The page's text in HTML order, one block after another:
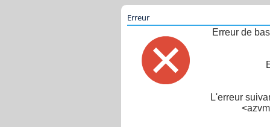
Erreur de
L'erreur
Erreur